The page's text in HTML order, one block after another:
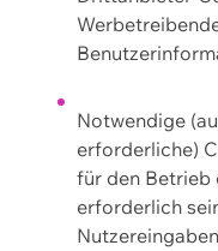
Notwendige
erforderliche)
für den Betrieb
erforderlich